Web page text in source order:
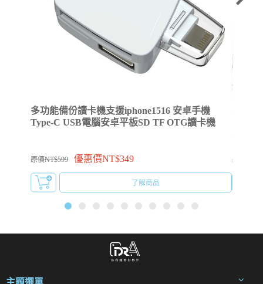
多功能備份讀卡機支援iphone1516 安卓手機
Type-C USB電腦安卓平板SD TF OTG讀卡機
原價NT$599 優惠價NT$349
了解商品
原價